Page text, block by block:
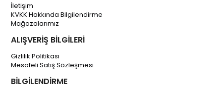
İletişim
KVKK Hakkında Bilgilendirme
Mağazalarımız
ALIŞVERİŞ BİLGİLERİ
Gizlilik Politikası
Mesafeli Satış Sözleşmesi
BİLGİLENDİRME